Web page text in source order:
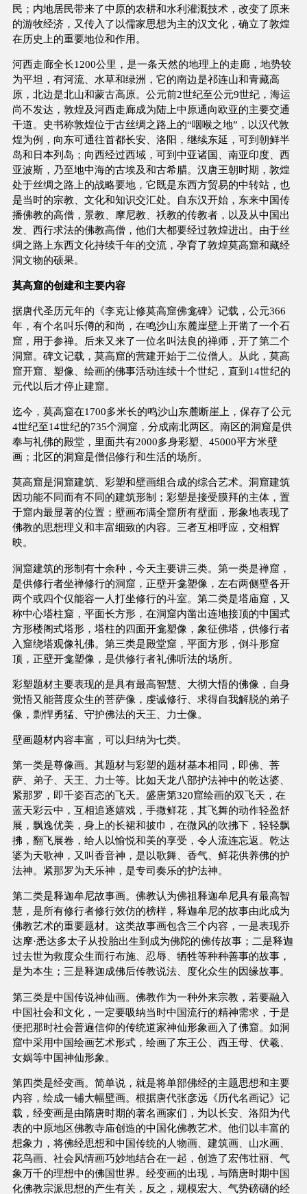
民；内地居民带来了中原的农耕和水利灌溉技术，改变了原来
的游牧经济，又传入了以儒家思想为主的汉文化，确立了敦煌
在历史上的重要地位和作用。
河西走廊全长1200公里，是一条天然的地理上的走廊，地势较
为平坦，有河流、水草和绿洲，它的南边是祁连山和青藏高
原，北边是北山和蒙古高原。公元前2世纪至公元9世纪，海运
尚不发达，敦煌及河西走廊成为陆上中原通向欧亚的主要交通
干道。史书称敦煌位于古丝绸之路上的“咽喉之地”，以汉代敦
煌为例，向东可通往首都长安、洛阳，继续东延，可到朝鲜半
岛和日本列岛；向西经过西域，可到中亚诸国、南亚印度、西
亚波斯，乃至地中海的古埃及和古希腊。汉唐王朝时期，敦煌
处于丝绸之路上的战略要地，它既是东西方贸易的中转站，也
是当时的宗教、文化和知识交汇处。自东汉开始，东来中国传
播佛教的高僧，景教、摩尼教、祅教的传教者，以及从中国出
发、西行求法的佛教高僧，他们大都要经过敦煌进出。由于丝
绸之路上东西文化持续千年的交流，孕育了敦煌莫高窟和藏经
洞文物的硕果。
莫高窟的创建和主要内容
据唐代圣历元年的《李克让修莫高窟佛龛碑》记载，公元366
年，有个名叫乐僔的和尚，在鸣沙山东麓崖壁上开凿了一个石
窟，用于参禅。后来又来了一位名叫法良的禅师，开了第二个
洞窟。碑文记载，莫高窟的营建开始于二位僧人。从此，莫高
窟开窟、塑像、绘画的佛事活动连续十个世纪，直到14世纪的
元代以后才停止建窟。
迄今，莫高窟在1700多米长的鸣沙山东麓断崖上，保存了公元
4世纪至14世纪的735个洞窟，分成南北两区。南区的洞窟是供
奉与礼佛的殿堂，里面共有2000多身彩塑、45000平方米壁
画；北区的洞窟是僧侣修行和生活的场所。
莫高窟是洞窟建筑、彩塑和壁画组合成的综合艺术。洞窟建筑
因功能不同而有不同的建筑形制；彩塑是接受膜拜的主体，置
于窟内最显著的位置；壁画布满全窟所有壁面，形象地表现了
佛教的思想理义和丰富细致的内容。三者互相呼应，交相辉
映。
洞窟建筑的形制有十余种，今天主要讲三类。第一类是禅窟，
是供修行者坐禅修行的洞窟，正壁开龛塑像，左右两侧壁各开
两个或四个仅能容一人打坐修行的斗室。第二类是塔庙窟，又
称中心塔柱窟，平面长方形，在洞窟内凿出连地接顶的中国式
方形楼阁式塔形，塔柱的四面开龛塑像，象征佛塔，供修行者
入窟绕塔观像礼佛。第三类是殿堂窟，平面方形，倒斗形窟
顶，正壁开龛塑像，是供修行者礼佛听法的场所。
彩塑题材主要表现的是具有最高智慧、大彻大悟的佛像，自身
觉悟又能普度众生的菩萨像，虔诚修行、求得自我解脱的弟子
像，剽悍勇猛、守护佛法的天王、力士像。
壁画题材内容丰富，可以归纳为七类。
第一类是尊像画。其题材与彩塑的题材基本相同，即佛、菩
萨、弟子、天王、力士等。比如天龙八部护法神中的乾达婆、
紧那罗，即千姿百态的飞天。盛唐第320窟绘画的双飞天，在
蓝天彩云中，互相追逐嬉戏，手撒鲜花，其飞舞的动作轻盈舒
展，飘逸优美，身上的长裙和披巾，在微风的吹拂下，轻轻飘
拂，翻飞展卷，给人以愉悦和美的享受，令人流连忘返。乾达
婆为天歌神，又叫香音神，是以歌舞、香气、鲜花供养佛的护
法神。紧那罗为天乐神，是专司奏乐的护法神。
第二类是释迦牟尼故事画。佛教认为佛祖释迦牟尼具有最高智
慧，是所有修行者修行效仿的榜样，释迦牟尼的故事由此成为
佛教艺术的重要题材。这类故事画包含三个内容，一是表现乔
达摩·悉达多太子从投胎出生到成为佛陀的佛传故事；二是释迦
过去世为救度众生而行布施、忍辱、牺牲等种种善事的故事，
是为本生；三是释迦成佛后传教说法、度化众生的因缘故事。
第三类是中国传说神仙画。佛教作为一种外来宗教，若要融入
中国社会和文化，一定要吸纳当时中国流行的精神需求，于是
便把那时社会普遍信仰的传统道家神仙形象画入了佛窟。如洞
窟中采用中国绘画艺术形式，绘画了东王公、西王母、伏羲、
女娲等中国神仙形象。
第四类是经变画。简单说，就是将单部佛经的主题思想和主要
内容，绘成一铺大幅壁画。根据唐代张彦远《历代名画记》记
载，经变画是由隋唐时期的著名画家们，为以长安、洛阳为代
表的中原地区佛教寺庙创造的中国化佛教艺术。他们以丰富的
想象力，将佛经思想和中国传统的人物画、建筑画、山水画、
花鸟画、社会风情画巧妙地结合在一起，创造了宏伟壮丽、气
象万千的理想中的佛国世界。经变画的出现，与隋唐时期中国
化佛教宗派思想的产生有关，反之，规模宏大、气势磅礴的经